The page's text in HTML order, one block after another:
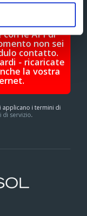
un problema
le API di
non sei
contatto.
- ricaricate
la vostra
applicano i termini di
di servizio.